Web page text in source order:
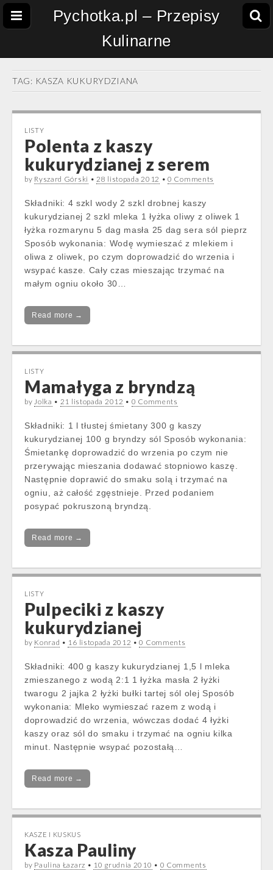
Pychotka.pl – Przepisy
Kulinarne
TAG: KASZA KUKURYDZIANA
LISTY
Polenta z kaszy
kukurydzianej z serem
by Ryszard Górski •28 listopada 2012 •0 Comments
Składniki: 4 szkl wody 2 szkl drobnej kaszy
kukurydzianej 2 szkl mleka 1 łyżka oliwy z oliwek 1
łyżka rozmarynu 5 dag masła 25 dag sera sól pieprz
Sposób wykonania: Wodę wymieszać z mlekiem i
oliwa z oliwek, po czym doprowadzić do wrzenia i
wsypać kasze. Cały czas mieszając trzymać na
małym ogniu około 30…
Read more →
LISTY
Mamałyga z bryndzą
byJolka • 21 listopada 2012 • 0 Comments
Składniki: 1 l tłustej śmietany 300 g kaszy
kukurydzianej 100 g bryndzy sól Sposób wykonania:
Śmietankę doprowadzić do wrzenia po czym nie
przerywając mieszania dodawać stopniowo kaszę.
Następnie doprawić do smaku solą i trzymać na
ogniu, aż całość zgęstnieje. Przed podaniem
posypać pokruszoną bryndzą.
Read more →
LISTY
Pulpeciki z kaszy
kukurydzianej
by Konrad • 16 listopada 2012 •0 Comments
Składniki: 400 g kaszy kukurydzianej 1,5 l mleka
zmieszanego z wodą 2:1 1 łyżka masła 2 łyżki
twarogu 2 jajka 2 łyżki bułki tartej sól olej Sposób
wykonania: Mleko wymieszać razem z wodą i
doprowadzić do wrzenia, wówczas dodać 4 łyżki
kaszy oraz sól do smaku i trzymać na ogniu kilka
minut. Następnie wsypać pozostałą…
Read more →
KASZE I KUSKUS
Kasza Pauliny
by Paulina Łazarz • 10 grudnia 2010 • 0 Comments